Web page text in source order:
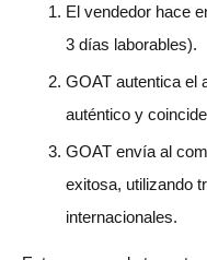
El vendedor hace
3 días laborables).
GOAT autentica el
auténtico y
GOAT envía al
exitosa, utilizando
internacionales.